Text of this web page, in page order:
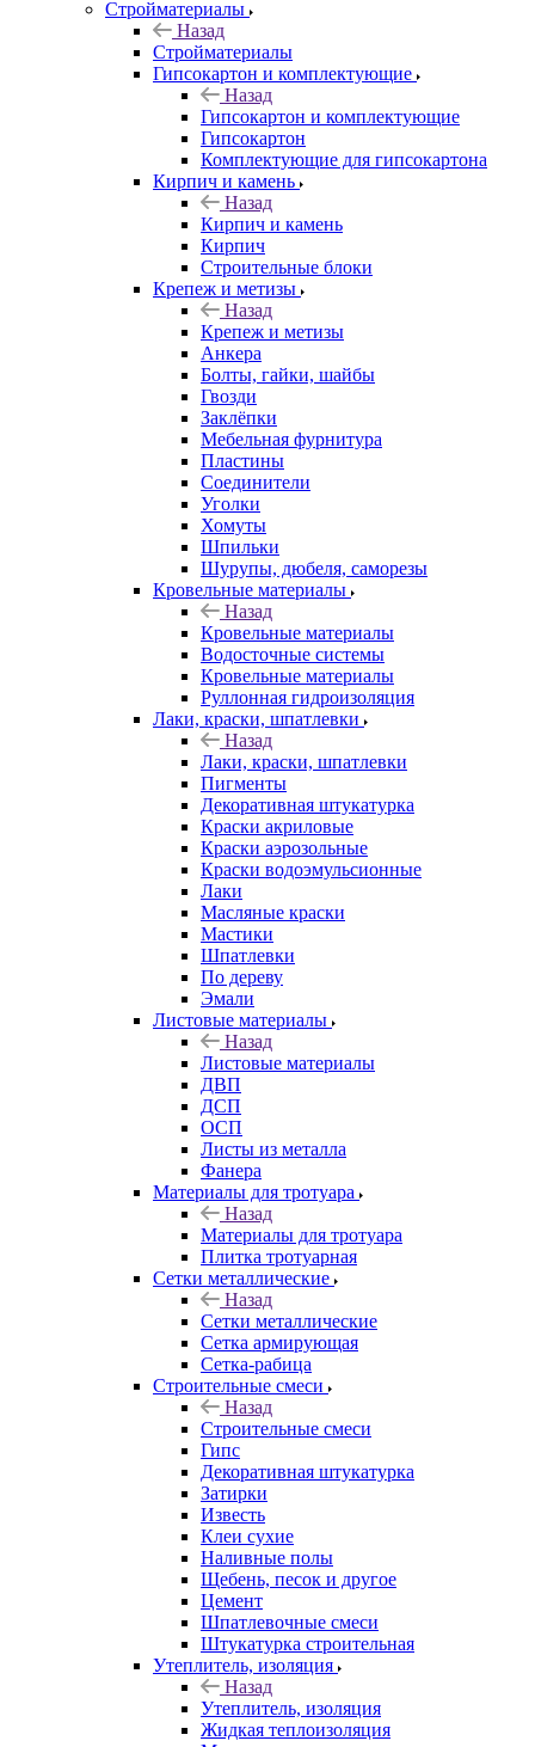
Стройматериалы
Назад
Стройматериалы
Гипсокартон и комплектующие
Назад
Гипсокартон и комплектующие
Гипсокартон
Комплектующие для гипсокартона
Кирпич и камень
Назад
Кирпич и камень
Кирпич
Строительные блоки
Крепеж и метизы
Назад
Крепеж и метизы
Анкера
Болты, гайки, шайбы
Гвозди
Заклёпки
Мебельная фурнитура
Пластины
Соединители
Уголки
Хомуты
Шпильки
Шурупы, дюбеля, саморезы
Кровельные материалы
Назад
Кровельные материалы
Водосточные системы
Кровельные материалы
Руллонная гидроизоляция
Лаки, краски, шпатлевки
Назад
Лаки, краски, шпатлевки
Пигменты
Декоративная штукатурка
Краски акриловые
Краски аэрозольные
Краски водоэмульсионные
Лаки
Масляные краски
Мастики
Шпатлевки
По дереву
Эмали
Листовые материалы
Назад
Листовые материалы
ДВП
ДСП
ОСП
Листы из металла
Фанера
Материалы для тротуара
Назад
Материалы для тротуара
Плитка тротуарная
Сетки металлические
Назад
Сетки металлические
Сетка армирующая
Сетка-рабица
Строительные смеси
Назад
Строительные смеси
Гипс
Декоративная штукатурка
Затирки
Известь
Клеи сухие
Наливные полы
Щебень, песок и другое
Цемент
Шпатлевочные смеси
Штукатурка строительная
Утеплитель, изоляция
Назад
Утеплитель, изоляция
Жидкая теплоизоляция